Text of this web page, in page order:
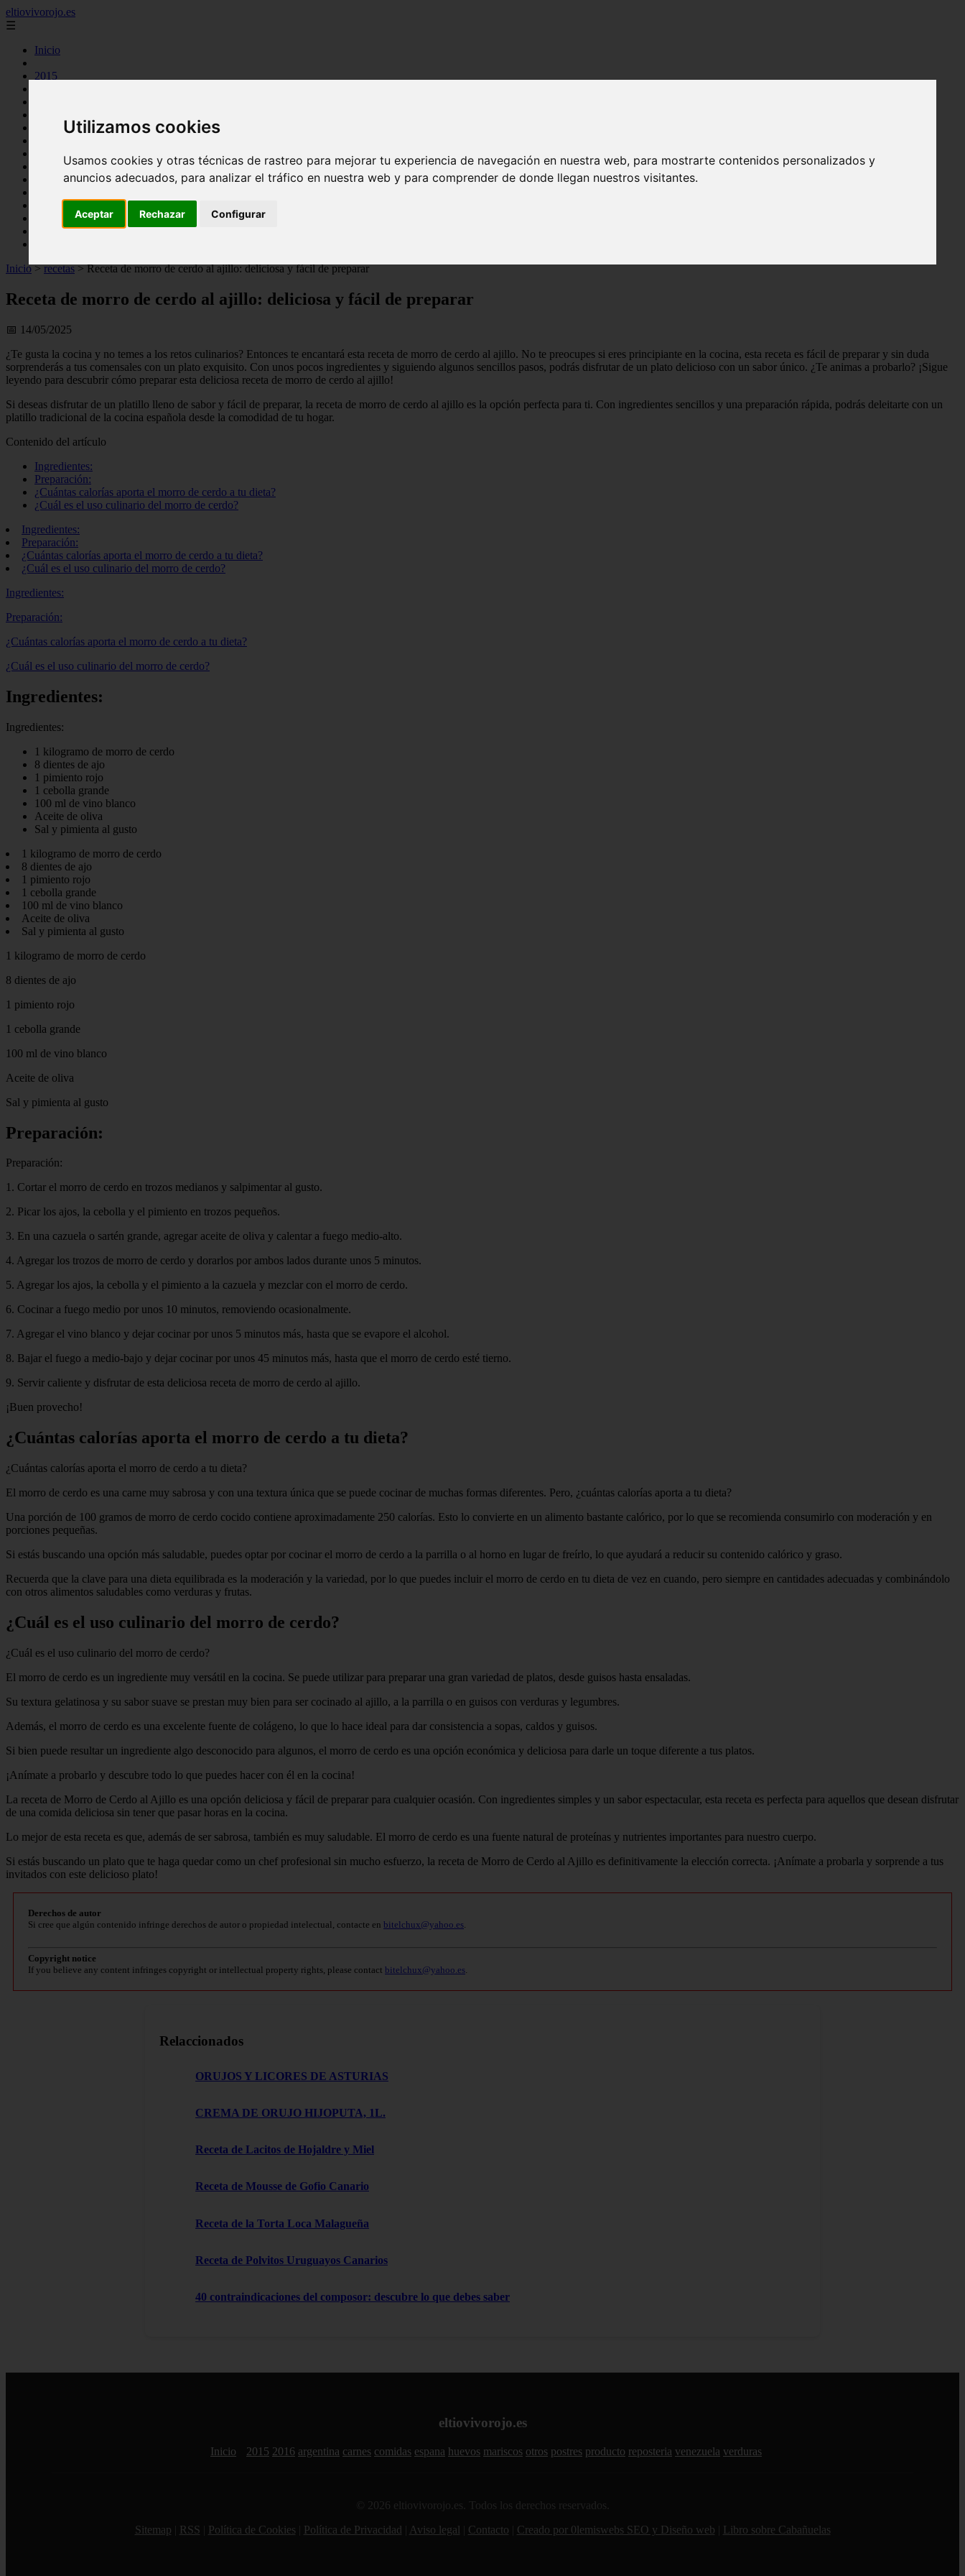
Utilizamos cookies
Usamos cookies y otras técnicas de rastreo para mejorar tu experiencia de navegación en nuestra web, para mostrarte contenidos personalizados y
anuncios adecuados, para analizar el tráfico en nuestra web y para comprender de donde llegan nuestros visitantes.
Aceptar Rechazar Configurar
eltiovivorojo.es
☰
Inicio
2015
comidas
huevos
mariscos
producto
reposteria
venezuela
Inicio > recetas >Receta de morro de cerdo al ajillo: deliciosa y fácil de preparar
Receta de morro de cerdo al ajillo: deliciosa y fácil de preparar
📅 14/05/2025
¿Te gusta la cocina y no temes a los retos culinarios? Entonces te encantará esta receta de morro de cerdo al ajillo. No te preocupes si eres principiante en la cocina, esta receta es fácil de preparar y sin duda
sorprenderás a tus comensales con un plato exquisito. Con unos pocos ingredientes y siguiendo algunos sencillos pasos, podrás disfrutar de un plato delicioso con un sabor único. ¿Te animas a probarlo? ¡Sigue
leyendo para descubrir cómo preparar esta deliciosa receta de morro de cerdo al ajillo!
Si deseas disfrutar de un platillo lleno de sabor y fácil de preparar, la receta de morro de cerdo al ajillo es la opción perfecta para ti. Con ingredientes sencillos y una preparación rápida, podrás deleitarte con un
platillo tradicional de la cocina española desde la comodidad de tu hogar.
Contenido del artículo
Ingredientes:
Preparación:
¿Cuántas calorías aporta el morro de cerdo a tu dieta?
¿Cuál es el uso culinario del morro de cerdo?
Ingredientes:
Preparación:
¿Cuántas calorías aporta el morro de cerdo a tu dieta?
¿Cuál es el uso culinario del morro de cerdo?
Ingredientes:
Preparación:
¿Cuántas calorías aporta el morro de cerdo a tu dieta?
¿Cuál es el uso culinario del morro de cerdo?
Ingredientes:
Ingredientes:
1 kilogramo de morro de cerdo
8 dientes de ajo
1 pimiento rojo
1 cebolla grande
100 ml de vino blanco
Aceite de oliva
Sal y pimienta al gusto
1 kilogramo de morro de cerdo
8 dientes de ajo
1 pimiento rojo
1 cebolla grande
100 ml de vino blanco
Aceite de oliva
Sal y pimienta al gusto
1 kilogramo de morro de cerdo
8 dientes de ajo
1 pimiento rojo
1 cebolla grande
100 ml de vino blanco
Aceite de oliva
Sal y pimienta al gusto
Preparación:
Preparación:
1. Cortar el morro de cerdo en trozos medianos y salpimentar al gusto.
2. Picar los ajos, la cebolla y el pimiento en trozos pequeños.
3. En una cazuela o sartén grande, agregar aceite de oliva y calentar a fuego medio-alto.
4. Agregar los trozos de morro de cerdo y dorarlos por ambos lados durante unos 5 minutos.
5. Agregar los ajos, la cebolla y el pimiento a la cazuela y mezclar con el morro de cerdo.
6. Cocinar a fuego medio por unos 10 minutos, removiendo ocasionalmente.
7. Agregar el vino blanco y dejar cocinar por unos 5 minutos más, hasta que se evapore el alcohol.
8. Bajar el fuego a medio-bajo y dejar cocinar por unos 45 minutos más, hasta que el morro de cerdo esté tierno.
9. Servir caliente y disfrutar de esta deliciosa receta de morro de cerdo al ajillo.
¡Buen provecho!
¿Cuántas calorías aporta el morro de cerdo a tu dieta?
¿Cuántas calorías aporta el morro de cerdo a tu dieta?
El morro de cerdo es una carne muy sabrosa y con una textura única que se puede cocinar de muchas formas diferentes. Pero, ¿cuántas calorías aporta a tu dieta?
Una porción de 100 gramos de morro de cerdo cocido contiene aproximadamente 250 calorías. Esto lo convierte en un alimento bastante calórico, por lo que se recomienda consumirlo con moderación y en
porciones pequeñas.
Si estás buscando una opción más saludable, puedes optar por cocinar el morro de cerdo a la parrilla o al horno en lugar de freírlo, lo que ayudará a reducir su contenido calórico y graso.
Recuerda que la clave para una dieta equilibrada es la moderación y la variedad, por lo que puedes incluir el morro de cerdo en tu dieta de vez en cuando, pero siempre en cantidades adecuadas y combinándolo
con otros alimentos saludables como verduras y frutas.
¿Cuál es el uso culinario del morro de cerdo?
¿Cuál es el uso culinario del morro de cerdo?
El morro de cerdo es un ingrediente muy versátil en la cocina. Se puede utilizar para preparar una gran variedad de platos, desde guisos hasta ensaladas.
Su textura gelatinosa y su sabor suave se prestan muy bien para ser cocinado al ajillo, a la parrilla o en guisos con verduras y legumbres.
Además, el morro de cerdo es una excelente fuente de colágeno, lo que lo hace ideal para dar consistencia a sopas, caldos y guisos.
Si bien puede resultar un ingrediente algo desconocido para algunos, el morro de cerdo es una opción económica y deliciosa para darle un toque diferente a tus platos.
¡Anímate a probarlo y descubre todo lo que puedes hacer con él en la cocina!
La receta de Morro de Cerdo al Ajillo es una opción deliciosa y fácil de preparar para cualquier ocasión. Con ingredientes simples y un sabor espectacular, esta receta es perfecta para aquellos que desean disfrutar
de una comida deliciosa sin tener que pasar horas en la cocina.
Lo mejor de esta receta es que, además de ser sabrosa, también es muy saludable. El morro de cerdo es una fuente natural de proteínas y nutrientes importantes para nuestro cuerpo.
Si estás buscando un plato que te haga quedar como un chef profesional sin mucho esfuerzo, la receta de Morro de Cerdo al Ajillo es definitivamente la elección correcta. ¡Anímate a probarla y sorprende a tus
invitados con este delicioso plato!
Derechos de autor
Si cree que algún contenido infringe derechos de autor o propiedad intelectual, contacte en bitelchux@yahoo.es.
Copyright notice
If you believe any content infringes copyright or intellectual property rights, please contact bitelchux@yahoo.es.
Relaccionados
ORUJOS Y LICORES DE ASTURIAS
CREMA DE ORUJO HIJOPUTA, 1L.
Receta de Lacitos de Hojaldre y Miel
Receta de Mousse de Gofio Canario
Receta de la Torta Loca Malagueña
Receta de Polvitos Uruguayos Canarios
40 contraindicaciones del composor: descubre lo que debes saber
eltiovivorojo.es
Inicio 2015 2016 argentina carnes comidas espana huevos mariscos otros postres producto reposteria venezuela verduras
© 2026 eltiovivorojo.es. Todos los derechos reservados.
Sitemap
RSS Política de Cookies Política de Privacidad Aviso legal Contacto Creado por 0lemiswebs SEO y Diseño web Libro sobre Cabañuelas